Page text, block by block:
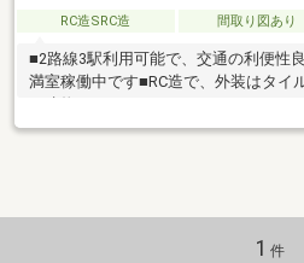
RC造SRC造 間取り図あり
■2路線3駅利用可能で、交通の利便性
満室稼働中です■RC造で、外装はタイ
1 件